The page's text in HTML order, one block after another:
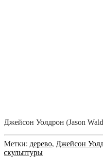
Джейсон Уолдрон (Jason
Метки: дерево, Джейсон
скульптуры